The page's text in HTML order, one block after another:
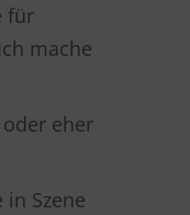
für
mache
eher
Szene